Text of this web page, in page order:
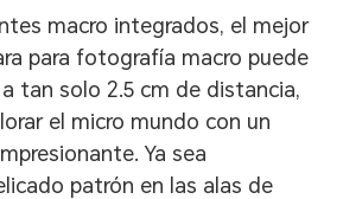
macro integrados, el mejor
para fotografía macro puede
tan solo 2.5 cm de distancia,
el micro mundo con un
Ya sea
patrón en las alas de